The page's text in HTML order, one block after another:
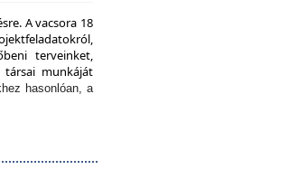
A vacsora 18
terveinket,
társai munkáját
hasonlóan, a